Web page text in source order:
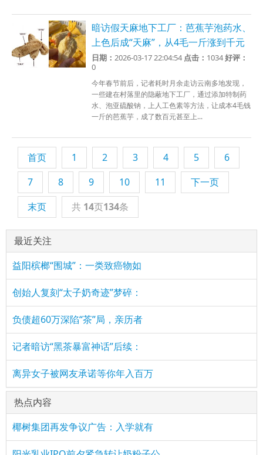
暗访假天麻地下工厂：芭蕉芋泡药水、
上色后成“天麻”，从4毛一斤涨到千元
日期： 2026-03-17 22:04:54 点击： 1034好评：
0
今年春节前后，记者耗时月余走访云南多地发现，
一些建在村落里的隐蔽地下工厂，通过添加特制药
水、泡亚硫酸钠，上人工色素等方法，让成本4毛钱
一斤的芭蕉芋，成了数百元甚至上...
首页 1 2 3 4 5
6
7
8 9 10 11
下一页
末页
共 14页134条
最近关注
益阳槟榔“围城”：一类致癌物如
创始人复刻“太子奶奇迹”梦碎：
负债超60万深陷“茶”局，亲历者
记者暗访“黑茶暴富神话”后续：
离异女子被网友承诺等你年入百万
热点内容
椰树集团再发争议广告：入学就有